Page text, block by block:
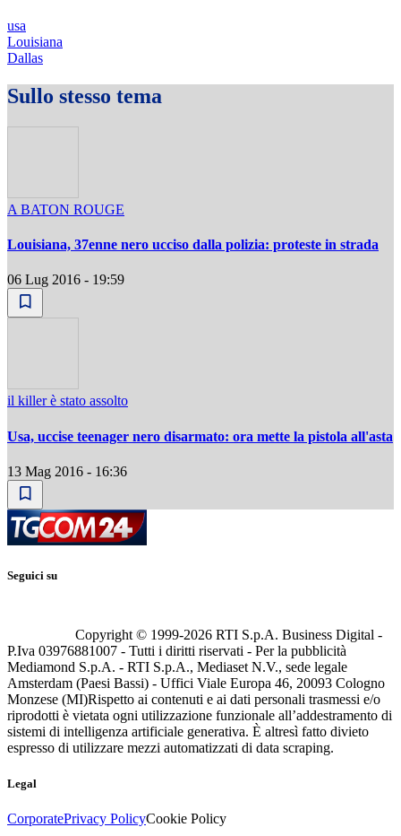
usa
Louisiana
Dallas
Sullo stesso tema
A BATON ROUGE
Louisiana, 37enne nero ucciso dalla polizia: proteste in strada
06 Lug 2016 - 19:59
il killer è stato assolto
Usa, uccise teenager nero disarmato: ora mette la pistola all'asta
13 Mag 2016 - 16:36
Seguici su
Copyright © 1999-2026 RTI S.p.A. Business Digital -
P.Iva 03976881007 - Tutti i diritti riservati - Per la pubblicità
Mediamond S.p.A. - RTI S.p.A., Mediaset N.V., sede legale
Amsterdam (Paesi Bassi) - Uffici Viale Europa 46, 20093 Cologno
Monzese (MI)Rispetto ai contenuti e ai dati personali trasmessi e/o
riprodotti è vietata ogni utilizzazione funzionale all’addestramento di
sistemi di intelligenza artificiale generativa. È altresì fatto divieto
espresso di utilizzare mezzi automatizzati di data scraping.
Legal
CorporatePrivacy PolicyCookie Policy